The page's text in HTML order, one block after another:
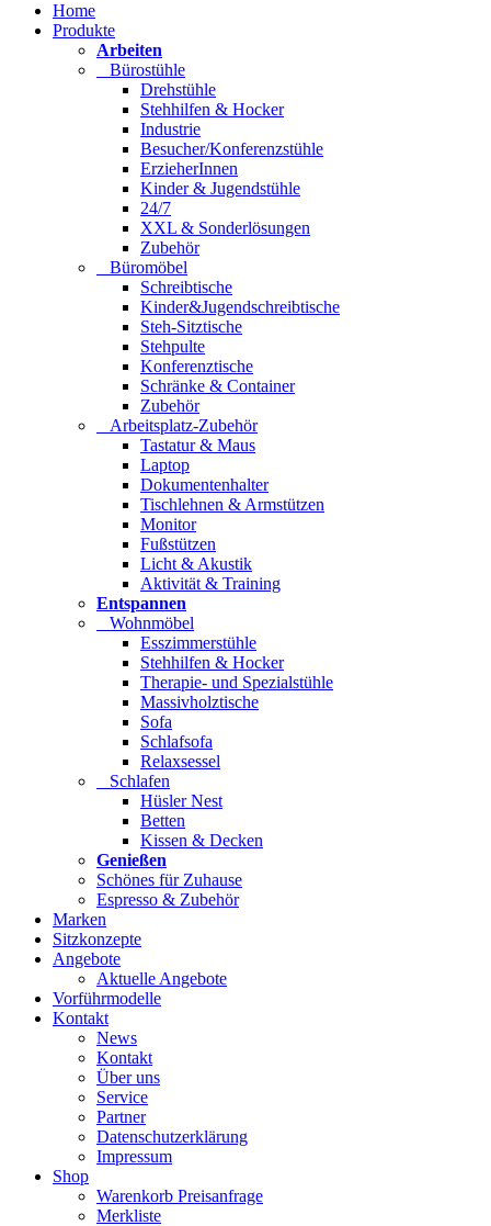
Home
Produkte
Arbeiten
Bürostühle
Drehstühle
Stehhilfen & Hocker
Industrie
Besucher/Konferenzstühle
ErzieherInnen
Kinder & Jugendstühle
24/7
XXL & Sonderlösungen
Zubehör
Büromöbel
Schreibtische
Kinder&Jugendschreibtische
Steh-Sitztische
Stehpulte
Konferenztische
Schränke & Container
Zubehör
Arbeitsplatz-Zubehör
Tastatur & Maus
Laptop
Dokumentenhalter
Tischlehnen & Armstützen
Monitor
Fußstützen
Licht & Akustik
Aktivität & Training
Entspannen
Wohnmöbel
Esszimmerstühle
Stehhilfen & Hocker
Therapie- und Spezialstühle
Massivholztische
Sofa
Schlafsofa
Relaxsessel
Schlafen
Hüsler Nest
Betten
Kissen & Decken
Genießen
Schönes für Zuhause
Espresso & Zubehör
Marken
Sitzkonzepte
Angebote
Aktuelle Angebote
Vorführmodelle
Kontakt
News
Kontakt
Über uns
Service
Partner
Datenschutzerklärung
Impressum
Shop
Warenkorb Preisanfrage
Merkliste